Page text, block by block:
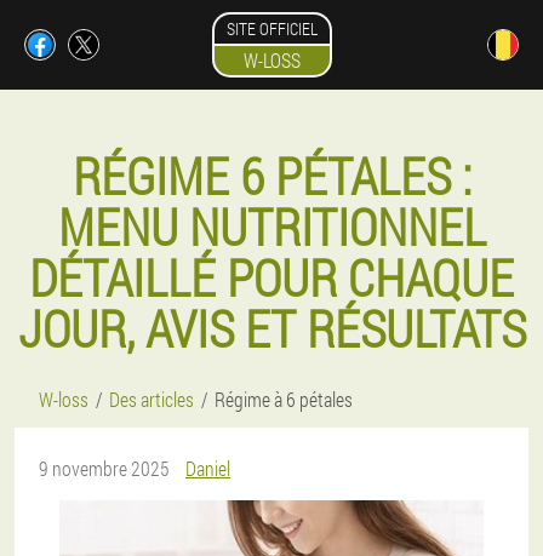
SITE OFFICIEL
W-LOSS
RÉGIME 6 PÉTALES :
MENU NUTRITIONNEL
DÉTAILLÉ POUR CHAQUE
JOUR, AVIS ET RÉSULTATS
W-loss Des articles Régime à 6 pétales
9 novembre 2025 Daniel